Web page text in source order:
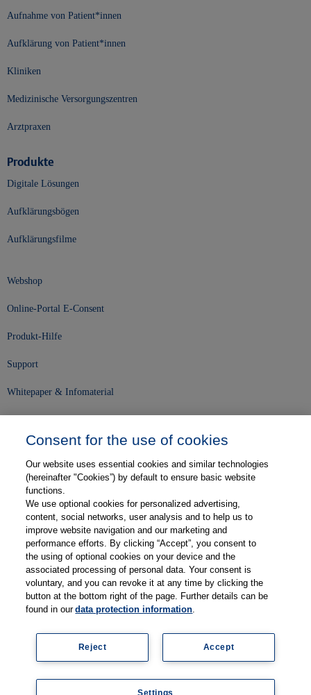
Aufnahme von Patient*innen
Aufklärung von Patient*innen
Kliniken
Medizinische Versorgungszentren
Arztpraxen
Produkte
Digitale Lösungen
Aufklärungsbögen
Aufklärungsfilme
Webshop
Online-Portal E-Consent
Produkt-Hilfe
Support
Whitepaper & Infomaterial
Karriere
Kontakt
Web-Semniare
Anwenderberichte
Partner
Impressum Datenschutz Kontakt AGB
Consent for the use of cookies
Our website uses essential cookies and similar technologies
(hereinafter "Cookies”) by default to ensure basic website
functions.
We use optional cookies for personalized advertising,
content, social networks, user analysis and to help us to
improve website navigation and our marketing and
performance efforts. By clicking “Accept”, you consent to
the using of optional cookies on your device and the
associated processing of personal data. Your consent is
voluntary, and you can revoke it at any time by clicking the
button at the bottom right of the page. Further details can be
found in ourdata protection information.
Accept
Reject
Settings